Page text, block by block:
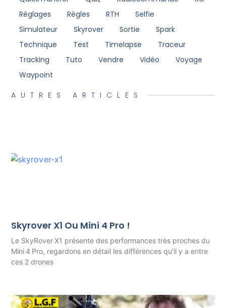
Réglages
Règles RTH
Selfie
Simulateur
Skyrover Sortie
Spark
Technique
Test Timelapse
Traceur
Tracking
Tuto Vendre Vidéo
Voyage
Waypoint
AUTRES ARTICLES
Skyrover X1 Ou Mini 4 Pro !
Le SkyRover X1 présente des performances très proches du
Mini 4 Pro, regardons en détail les différences qu’il y a entre
ces 2 drones